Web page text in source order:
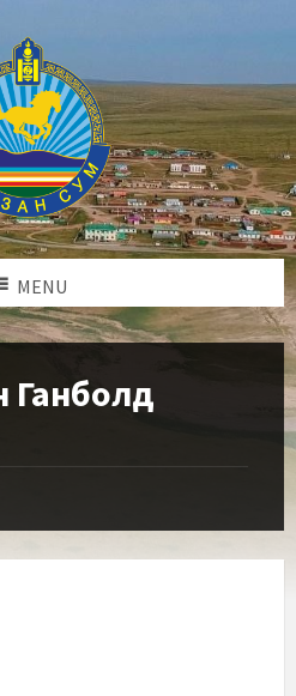
MENU
Ганболд